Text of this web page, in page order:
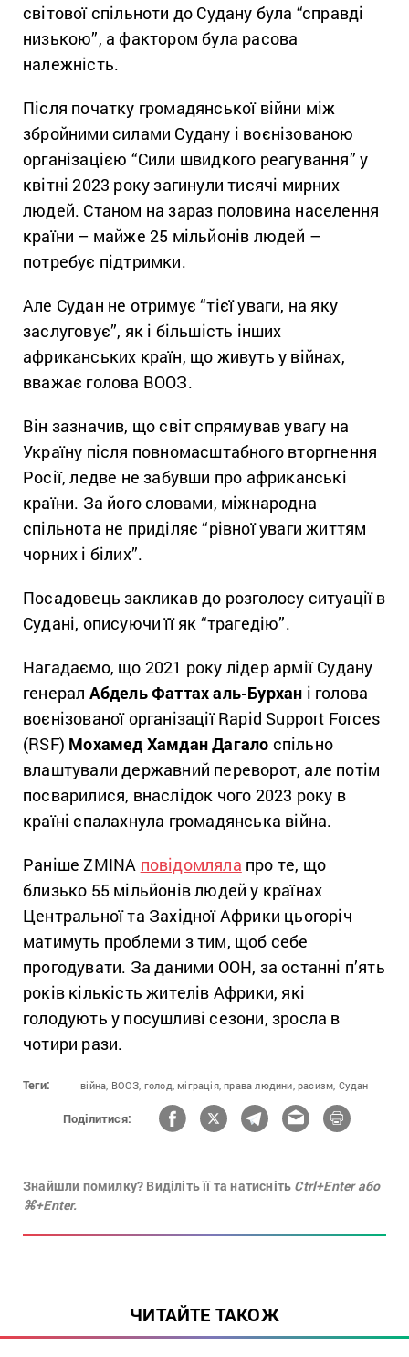
світової спільноти до Судану була “справді
низькою”, а фактором була расова
належність.
Після початку громадянської війни між
збройними силами Судану і воєнізованою
організацією “Сили швидкого реагування” у
квітні 2023 року загинули тисячі мирних
людей. Станом на зараз половина населення
країни – майже 25 мільйонів людей –
потребує підтримки.
Але Судан не отримує “тієї уваги, на яку
заслуговує”, як і більшість інших
африканських країн, що живуть у війнах,
вважає голова ВООЗ.
Він зазначив, що світ спрямував увагу на
Україну після повномасштабного вторгнення
Росії, ледве не забувши про африканські
країни. За його словами, міжнародна
спільнота не приділяє “рівної уваги життям
чорних і білих”.
Посадовець закликав до розголосу ситуації в
Судані, описуючи її як “трагедію”.
Нагадаємо, що 2021 року лідер армії Судану
генерал Абдель Фаттах аль-Бурхан і голова
воєнізованої організації Rapid Support Forces
(RSF) Мохамед Хамдан Дагало спільно
влаштували державний переворот, але потім
посварилися, внаслідок чого 2023 року в
країні спалахнула громадянська війна.
Раніше ZMINA повідомляла про те, що
близько 55 мільйонів людей у країнах
Центральної та Західної Африки цьогоріч
матимуть проблеми з тим, щоб себе
прогодувати. За даними ООН, за останні п’ять
років кількість жителів Африки, які
голодують у посушливі сезони, зросла в
чотири рази.
Теги: війна, ВООЗ, голод, міграція, права людини, расизм, Судан
Поділитися:
Знайшли помилку? Виділіть її та натисніть Ctrl+Enter або
⌘+Enter.
ЧИТАЙТЕ ТАКОЖ